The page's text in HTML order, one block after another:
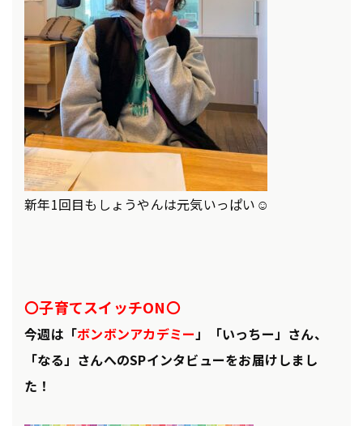
新年1回目もしょうやんは元気いっぱい☺
〇子育てスイッチON〇
今週は「ボンボンアカデミー」「いっちー」さん、
「なる」さんへのSPインタビューをお届けしまし
た！